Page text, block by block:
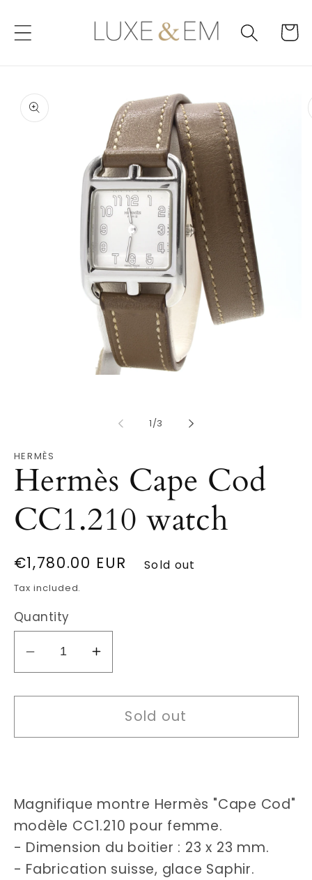
content
Cart
Skip to
product
information
1/of
3
HERMÈS
Hermès Cape Cod
CC1.210 watch
Regular
price
€1,780.00 EUR Sold out
Tax included.
Quantity
Decrease
quantity
for
Cape
Increase
quantity
for
Hermès
Cape
Sold out
Magnifique montre Hermès "Cape Cod"
modèle CC1.210 pour femme.
- Dimension du boitier : 23 x 23 mm.
- Fabrication suisse, glace Saphir.